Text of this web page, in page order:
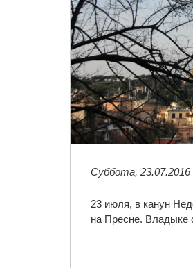
Суббота, 23.07.2016
23 июля, в канун
на Пресне. Владыке